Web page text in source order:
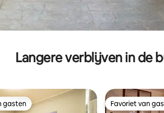
Langere verblijven in de
gasten
gasten Favoriet van
Favoriet van